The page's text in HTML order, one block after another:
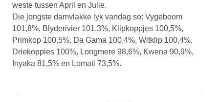
weste tussen April en Julie.
Die jongste damvlakke lyk vandag so: Vygeboom
101,8%, Blyderivier 101,3%, Klipkoppjes 100,5%,
Primkop 100,5%, Da Gama 100,4%, Witklip 100,4%,
Driekoppies 100%, Longmere 98,6%, Kwena 90,9%,
Inyaka 81,5% en Lomati 73,5%.